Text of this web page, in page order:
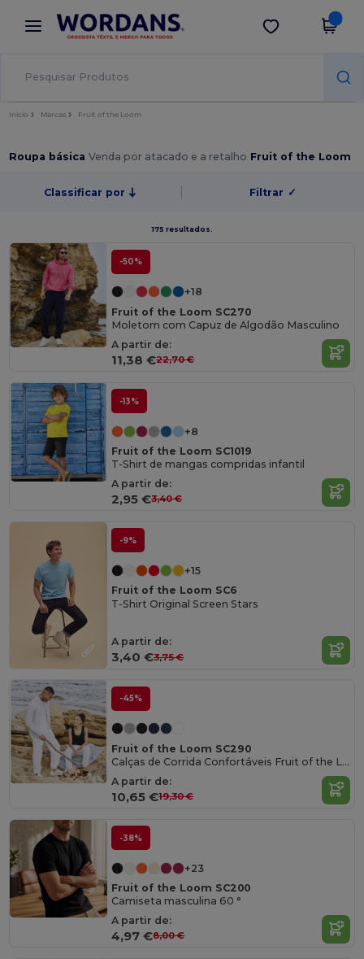
× App Wordans
Melhores preços na app!
Obter app
Início Marcas Fruit of the Loom
Roupa básicaVenda por atacado e a retalho Fruit of the Loom
Classificar por Filtrar ✓
175 resultados.
-50%
+18
Fruit of the Loom SC270
Moletom com Capuz de Algodão Masculino
A partir de:
11,38 €22,70 €
-13%
+8
Fruit of the Loom SC1019
T-Shirt de mangas compridas infantil
A partir de:
2,95 €3,40 €
-9%
+15
Fruit of the Loom SC6
T-Shirt Original Screen Stars
A partir de:
3,40 €3,75 €
-45%
Fruit of the Loom SC290
Calças de Corrida Confortáveis Fruit of the Loom
A partir de:
10,65 €19,30 €
-38%
+23
Fruit of the Loom SC200
Camiseta masculina 60 °
A partir de:
4,97 €8,00 €